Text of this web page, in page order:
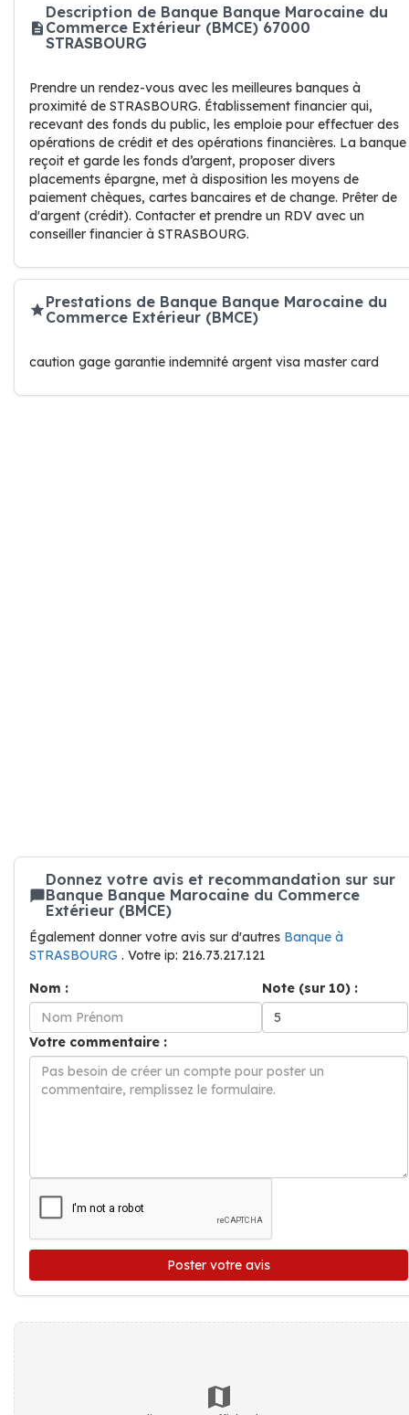
Description de Banque Banque Marocaine du
Commerce Extérieur (BMCE) 67000
STRASBOURG
Prendre un rendez-vous avec les meilleures banques à
proximité de STRASBOURG. Établissement financier qui,
recevant des fonds du public, les emploie pour effectuer des
opérations de crédit et des opérations financières. La banque
reçoit et garde les fonds d’argent, proposer divers
placements épargne, met à disposition les moyens de
paiement chèques, cartes bancaires et de change. Prêter de
d'argent (crédit). Contacter et prendre un RDV avec un
conseiller financier à STRASBOURG.
Prestations de Banque Banque Marocaine du
Commerce Extérieur (BMCE)
caution gage garantie indemnité argent visa master card
Donnez votre avis et recommandation sur sur
Banque Banque Marocaine du Commerce
Extérieur (BMCE)
Également donner votre avis sur d'autres Banque à
STRASBOURG . Votre ip: 216.73.217.121
Nom :
Note (sur 10) :
Votre commentaire :
Poster votre avis